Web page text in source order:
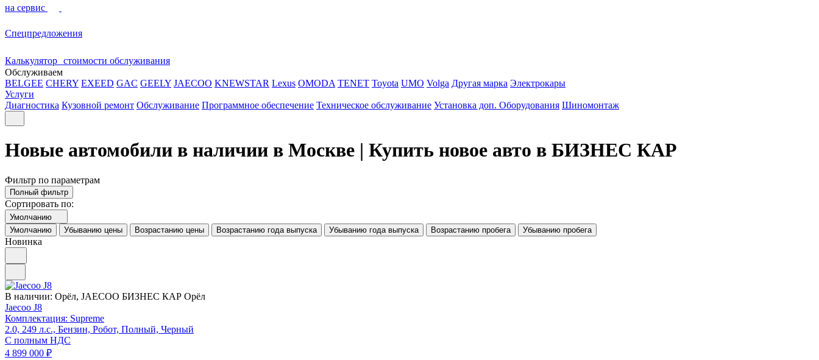
на сервис
Спецпредложения
Калькулятор стоимости обслуживания
Обслуживаем
BELGEE CHERY EXEED GAC GEELY JAECOO KNEWSTAR Lexus OMODA TENET Toyota UMO Volga Другая марка Электрокары
Услуги
Диагностика Кузовной ремонт Обслуживание Программное обеспечение Техническое обслуживание Установка доп. Оборудования Шиномонтаж
Новые автомобили в наличии в Москве | Купить новое авто в БИЗНЕС КАР
Фильтр по параметрам
Полный фильтр
Сортировать по:
Умолчанию
Умолчанию
Убыванию цены Возрастанию цены Возрастанию года выпуска Убыванию года выпуска Возрастанию пробега Убыванию пробега
Новинка
В наличии: Орёл, JAECOO БИЗНЕС КАР Орёл
Jaecoo J8
Комплектация: Supreme
2.0, 249 л.с., Бензин, Робот, Полный, Черный
С полным НДС
4 899 000 ₽